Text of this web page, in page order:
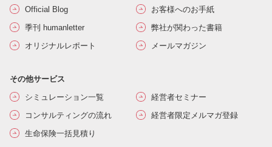
Official Blog
お客様へのお手紙
季刊 humanletter
弊社が関わった書籍
オリジナルレポート
メールマガジン
その他サービス
シミュレーション一覧
経営者セミナー
コンサルティングの流れ
経営者限定メルマガ登録
生命保険一括見積り